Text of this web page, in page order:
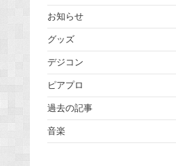
お知らせ
グッズ
デジコン
ピアプロ
過去の記事
音楽